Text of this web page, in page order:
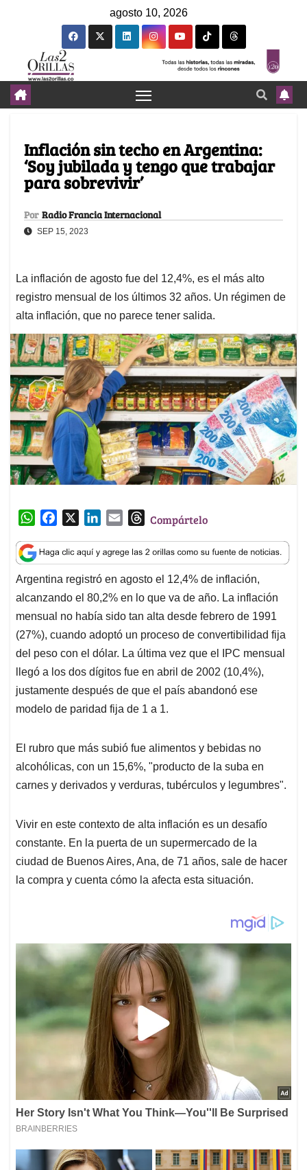
agosto 10, 2026
Inflación sin techo en Argentina:
‘Soy jubilada y tengo que trabajar
para sobrevivir’
Por Radio Francia Internacional
SEP 15, 2023
La inflación de agosto fue del 12,4%, es el más alto
registro mensual de los últimos 32 años. Un régimen de
alta inflación, que no parece tener salida.
W
a
t
s
A
p
p
c
e
b
o
o
k
n
k
e
d
I
n
a
i
l
T
r
e
a
d
s
Compártelo
Argentina registró en agosto el 12,4% de inflación,
alcanzando el 80,2% en lo que va de año. La inflación
mensual no había sido tan alta desde febrero de 1991
(27%), cuando adoptó un proceso de convertibilidad fija
del peso con el dólar. La última vez que el IPC mensual
llegó a los dos dígitos fue en abril de 2002 (10,4%),
justamente después de que el país abandonó ese
modelo de paridad fija de 1 a 1.
El rubro que más subió fue alimentos y bebidas no
alcohólicas, con un 15,6%, "producto de la suba en
carnes y derivados y verduras, tubérculos y legumbres".
Vivir en este contexto de alta inflación es un desafío
constante. En la puerta de un supermercado de la
ciudad de Buenos Aires, Ana, de 71 años, sale de hacer
la compra y cuenta cómo la afecta esta situación.